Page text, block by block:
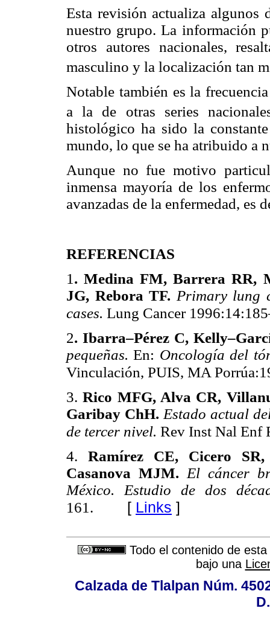
Esta revisión actualiza algunos
nuestro grupo. La información
otros autores nacionales,
masculino y la localización tan
Notable también es la
a la de otras series
histológico ha sido la
mundo, lo que se ha atribuido a
Aunque no fue motivo
inmensa mayoría de los
avanzadas de la enfermedad, es
REFERENCIAS
1 . Medina FM, Barrera RR,
JG, Rebora TF. Primary lung
cases. Lung Cancer
2. Ibarra–Pérez C,
pequeñas.En: Oncología del
Vinculación, PUIS, MA
3.Rico MFG, Alva CR,
Garibay ChH. Estado actual
de tercer nivel. Rev Inst Nal Enf
4.Ramírez CE, Cicero
Casanova MJM.El cáncer
México. Estudio de dos déca
161. [ Links ]
Todo el contenido de
bajo una
Calzada de Tlalpan Núm.